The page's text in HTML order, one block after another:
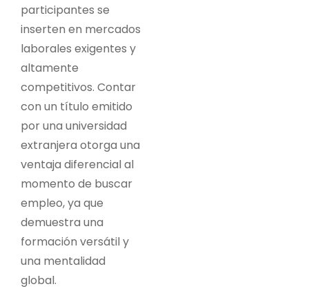
participantes se
inserten en mercados
laborales exigentes y
altamente
competitivos. Contar
con un título emitido
por una universidad
extranjera otorga una
ventaja diferencial al
momento de buscar
empleo, ya que
demuestra una
formación versátil y
una mentalidad
global.